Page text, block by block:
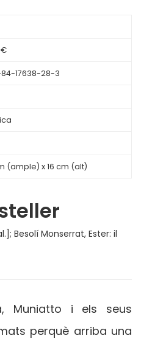
€
17638-28-3
(ample) x 16 cm (alt)
Besolí Monserrat, Ester: il
Muniatto i els seus
perquè arriba una